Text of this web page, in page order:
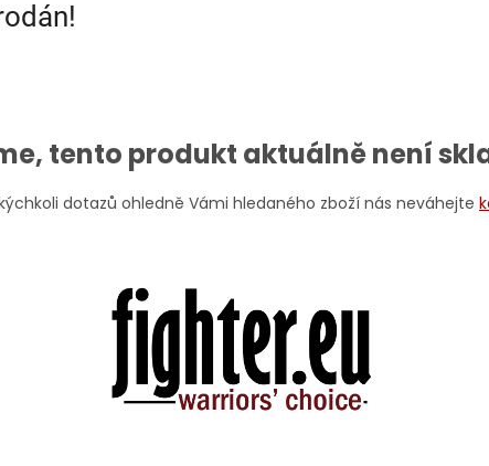
tento produkt aktuálně není
dotazů ohledně Vámi hledaného zboží nás neváhejte